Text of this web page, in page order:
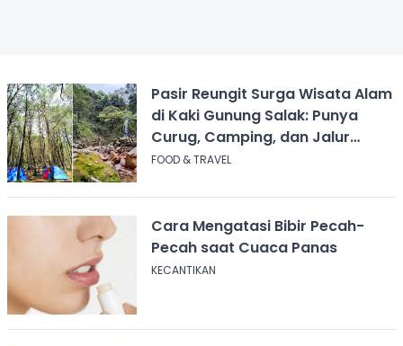
Pasir Reungit Surga Wisata Alam
di Kaki Gunung Salak: Punya
Curug, Camping, dan Jalur
Pendakian
FOOD & TRAVEL
Cara Mengatasi Bibir Pecah-
Pecah saat Cuaca Panas
KECANTIKAN